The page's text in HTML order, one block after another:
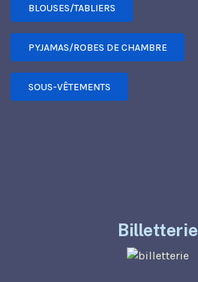
BLOUSES/TABLIERS
PYJAMAS/ROBES DE CHAMBRE
SOUS-VÊTEMENTS
Billetterie